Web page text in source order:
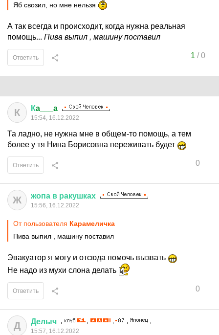
Яб свозил, но мне нельзя
А так всегда и происходит, когда нужна реальная
помощь... Пива выпил , машину поставил
1 /0
Ответить
К Кa___a
15:54, 16.12.2022
Та ладно, не нужна мне в общем-то помощь, а тем
более у тя Нина Борисовна переживать будет
0
Ответить
Ж жопа в ракушках
15:56, 16.12.2022
От пользователя Кaрaмeличкa
Пива выпил , машину поставил
Эвакуатор я могу и отсюда помочь вызвать
Не надо из мухи слона делать
0
Ответить
Д Делыч
15:57, 16.12.2022